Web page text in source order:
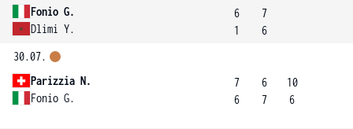
Fonio G.
Dlimi Y.
6
1
7
6
30.07.
Parizzia N.
Fonio G.
7
6
6
7
10
6